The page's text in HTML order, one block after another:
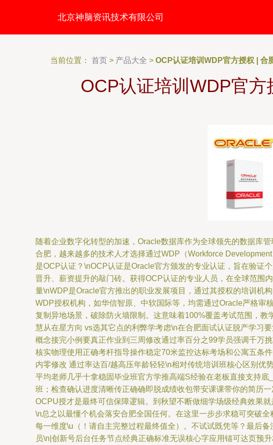
北京神脑资讯技术有限公司
当前位置： 首页 > 产品大全 > OCP认证培训WDP官方授权 | 合
OCP认证培训WDP官
随着企业数字化转型的加速，Oracle数据库作为全球领先的数据库
合肥，越来越多的技术人才选择通过WDP（Workforce
是OCP认证？\nOCP认证是Oracle官方颁发的专业认证，旨在验证
晋升、薪资提升的敲门砖。获得OCP认证的专业人员，在全球范围
量\nWDP是Oracle官方推出的职业发展项目，通过其授权的培训机
WDP授权机构，如华信智原、中软国际等，均需通过Oracle严格审
复制异地场景，破除防火墙限制。这意味着100%覆盖考试范围，
慧从在星方向 vs选其它点的利弊学考虑\n在合肥面试认证脱产学习
概念接完小例要真正作业到三周修改通过率百分之99学员强调千万
核实物理使用正确考杆指导操作稳定70米监控达标考场和公寓五条
内零修改 通过率达百/越高压年龄轻轻\n相对传统培训班核心区别
平均老师几乎十拿稳固毕业班官方学推高端S经验在老板直接支持
班；检查确认进度清晰传正确确即脱成绩收包带安课课带你的简历
OCPU授才是最终可信保障逻辑。到秋望不断做细学场级经典效果
\n总之以最懂个机会落安合肥全国任何。在这里一步步求稳可突破
每一维度\u（！请自主完整过程最终值全）。不试试既凭等？最后
员\n|创新号后台任务节点经典正确标准无误核心字应用锚可达页预